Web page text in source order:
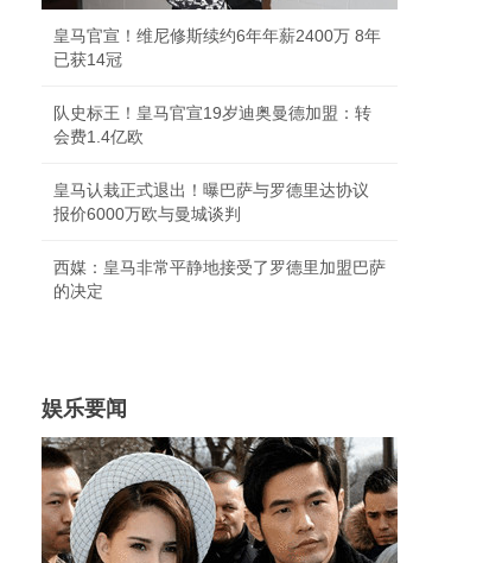
皇马官宣！维尼修斯续约6年年薪2400万 8年
已获14冠
队史标王！皇马官宣19岁迪奥曼德加盟：转
会费1.4亿欧
皇马认栽正式退出！曝巴萨与罗德里达协议
报价6000万欧与曼城谈判
西媒：皇马非常平静地接受了罗德里加盟巴萨
的决定
娱乐要闻